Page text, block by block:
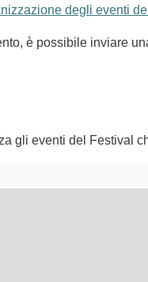
degli eventi
è possibile inviare
gli eventi del Festival
che presenta gli